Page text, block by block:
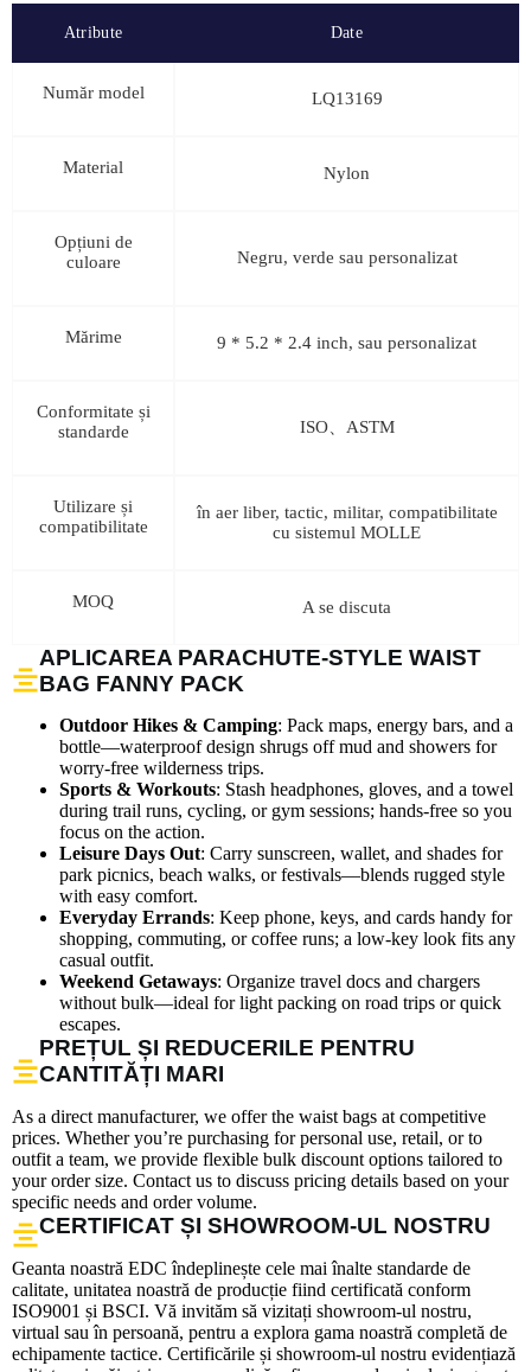
Atribute Date
Număr model LQ13169
Material Nylon
Opțiuni de
culoare
Negru, verde sau personalizat
Mărime 9 * 5.2 * 2.4 inch, sau personalizat
Conformitate și
standarde
ISO、ASTM
Utilizare și
compatibilitate
în aer liber, tactic, militar, compatibilitate
cu sistemul MOLLE
MOQ A se discuta
APLICAREA PARACHUTE-STYLE WAIST
BAG FANNY PACK
Outdoor Hikes & Camping: Pack maps, energy bars, and a
bottle—waterproof design shrugs off mud and showers for
worry-free wilderness trips.
Sports & Workouts: Stash headphones, gloves, and a towel
during trail runs, cycling, or gym sessions; hands-free so you
focus on the action.
Leisure Days Out: Carry sunscreen, wallet, and shades for
park picnics, beach walks, or festivals—blends rugged style
with easy comfort.
Everyday Errands: Keep phone, keys, and cards handy for
shopping, commuting, or coffee runs; a low-key look fits any
casual outfit.
Weekend Getaways: Organize travel docs and chargers
without bulk—ideal for light packing on road trips or quick
escapes.
PREȚUL ȘI REDUCERILE PENTRU
CANTITĂȚI MARI
As a direct manufacturer, we offer the waist bags at competitive
prices. Whether you’re purchasing for personal use, retail, or to
outfit a team, we provide flexible bulk discount options tailored to
your order size. Contact us to discuss pricing details based on your
specific needs and order volume.
CERTIFICAT ȘI SHOWROOM-UL NOSTRU
Geanta noastră EDC îndeplinește cele mai înalte standarde de
calitate, unitatea noastră de producție fiind certificată conform
ISO9001 și BSCI. Vă invităm să vizitați showroom-ul nostru,
virtual sau în persoană, pentru a explora gama noastră completă de
echipamente tactice. Certificările și showroom-ul nostru evidențiază